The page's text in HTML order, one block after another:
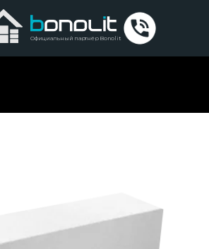
Официальный партнёр Bonolit